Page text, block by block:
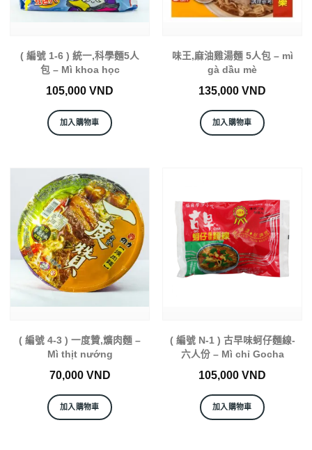
( 編號 1-6 ) 統一,科學麵5人
包 – Mì khoa học
105,000 VND
加入購物車
味王,麻油雞湯麵 5人包 – mì
gà dầu mè
135,000 VND
加入購物車
( 編號 4-3 ) 一度贊,爌肉麵 –
Mì thịt nướng
70,000 VND
加入購物車
( 編號 N-1 ) 古早味蚵仔麵線-
六人份 – Mì chỉ Gocha
105,000 VND
加入購物車